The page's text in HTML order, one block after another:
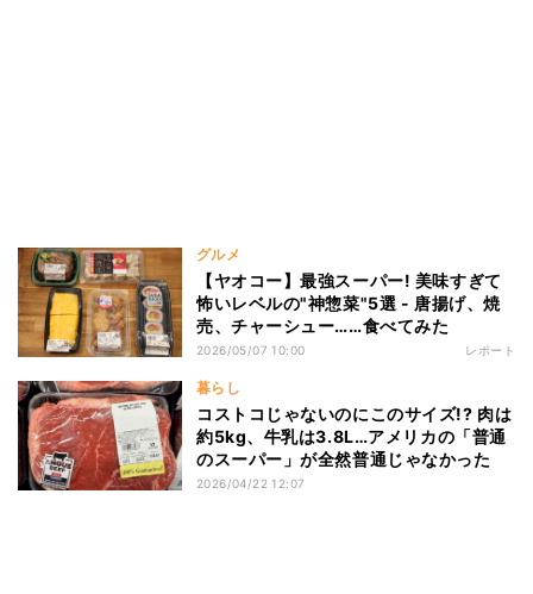
グルメ
【ヤオコー】最強スーパー! 美味すぎて
怖いレベルの"神惣菜"5選 - 唐揚げ、焼
売、チャーシュー……食べてみた
2026/05/07 10:00 レポート
暮らし
コストコじゃないのにこのサイズ!? 肉は
約5kg、牛乳は3.8L…アメリカの「普通
のスーパー」が全然普通じゃなかった
2026/04/22 12:07